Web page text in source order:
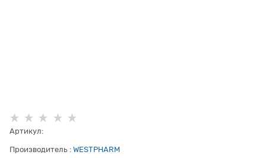
Артикул:
Производитель : WESTPHARM